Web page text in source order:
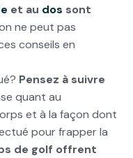
et au dos sont
ne peut pas
conseils en
Pensez à suivre
quant au
et à la façon dont
pour frapper la
de golf offrent